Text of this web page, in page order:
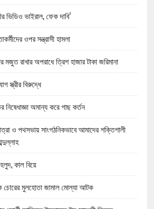
ভিডিও ভাইরাল, ফেক দাবি’
ওপর সন্ত্রাসী হামলা
রাখার অপরাধে ত্রিশ হাজার টাকা জরিমানা
স্ত্রীর বিরুদ্ধে
অমান্য করে গাছ কর্তন
ও পথসভায় সাংগঠনিকভাবে আমাদের শক্তিশালী
কাল বিয়ে
চোরের মুলহোতা জামাল মোল্যা আটক